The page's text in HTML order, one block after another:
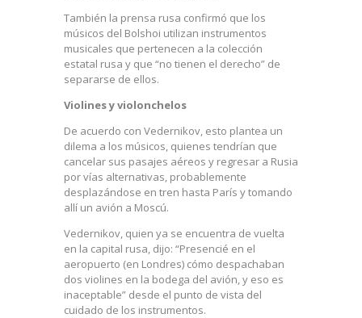
También la prensa rusa confirmó que los
músicos del Bolshoi utilizan instrumentos
musicales que pertenecen a la colección
estatal rusa y que “no tienen el derecho” de
separarse de ellos.
Violines y violonchelos
De acuerdo con Vedernikov, esto plantea un
dilema a los músicos, quienes tendrían que
cancelar sus pasajes aéreos y regresar a Rusia
por vías alternativas, probablemente
desplazándose en tren hasta París y tomando
allí un avión a Moscú.
Vedernikov, quien ya se encuentra de vuelta
en la capital rusa, dijo: “Presencié en el
aeropuerto (en Londres) cómo despachaban
dos violines en la bodega del avión, y eso es
inaceptable” desde el punto de vista del
cuidado de los instrumentos.